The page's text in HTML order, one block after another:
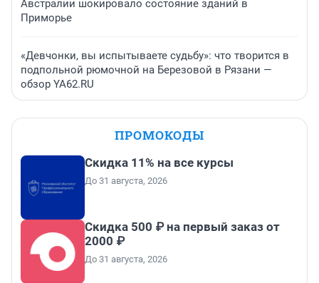
Австралии шокировало состояние зданий в
Приморье
«Девчонки, вы испытываете судьбу»: что творится в
подпольной рюмочной на Березовой в Рязани —
обзор YA62.RU
ПРОМОКОДЫ
Скидка 11% на все курсы
До 31 августа, 2026
Скидка 500 ₽ на первый заказ от
2000 ₽
До 31 августа, 2026